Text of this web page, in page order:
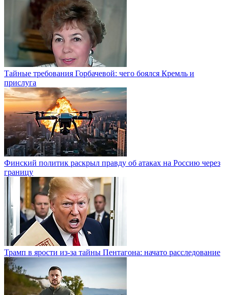
Тайные требования Горбачевой: чего боялся Кремль и
прислуга
Финский политик раскрыл правду об атаках на Россию через
границу
Трамп в ярости из-за тайны Пентагона: начато расследование